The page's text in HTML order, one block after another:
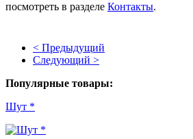
посмотреть в разделе Контакты.
< Предыдущий
Следующий >
Популярные товары:
Шут *